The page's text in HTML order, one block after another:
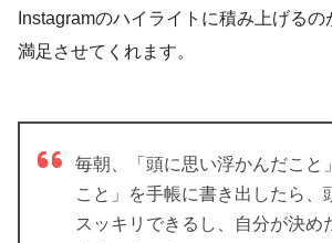
Instagramのハイライトに積み上げる
満足させてくれます。
毎朝、「頭に思い浮かんだこと
こと」を手帳に書き出したら、
スッキリできるし、自分が決め